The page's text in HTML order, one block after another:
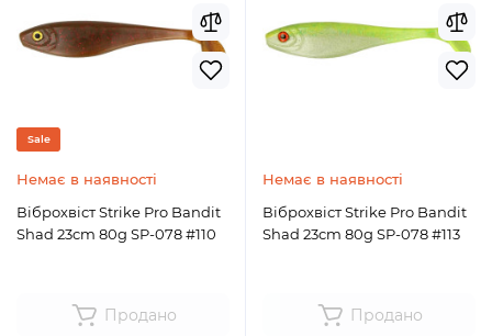
Sale
Немає в наявності
Віброхвіст Strike Pro Bandit
Shad 23cm 80g SP-078 #110
Продано
Немає в наявності
Віброхвіст Strike Pro Bandit
Shad 23cm 80g SP-078 #113
Продано